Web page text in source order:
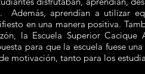
Además, aprendían a utilizar
en una manera positiva.
la Escuela Superior
para que la escuela fuese
motivación, tanto para los